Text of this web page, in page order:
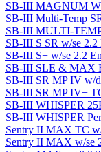
SB-III MAGNUM
SB-III Multi-Temp
SB-III MULTI-
SB-III S SR w/se 2.2
SB-III S+ w/se 2.2
SB-III SLE & MAX
SB-III SR MP IV w/
SB-III SR MP IV+
SB-III WHISPER
SB-III WHISPER
Sentry II MAX TC
Sentry II MAX w/se